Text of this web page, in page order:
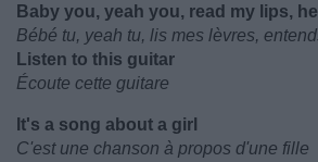
Baby you, yeah you, read my lips,
Bébé tu, yeah tu, lis mes lèvres,
Listen to this guitar
Écoute cette guitare
It's a song about a girl
C'est une chanson à propos d'une fille